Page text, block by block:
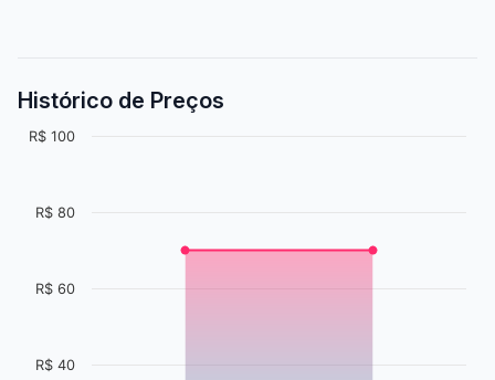
Histórico de Preços
R$ 40
R$ 60
R$ 80
R$ 100